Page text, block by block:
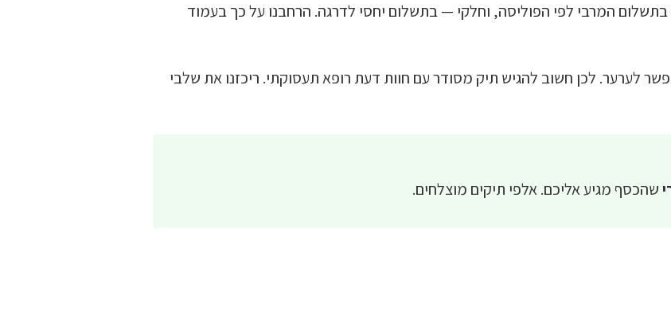
המרבי לפי הפוליסה, וחלקי — בתשלום יחסי לדרגה. הרחבנו על כך בעמוד
לערער. לכן חשוב להגיש תיק מסודר עם חוות דעת רופא תעסוקתי. ריכזנו את שלבי
שהכסף מגיע אליכם. אלפי תיקים מוצלחים.